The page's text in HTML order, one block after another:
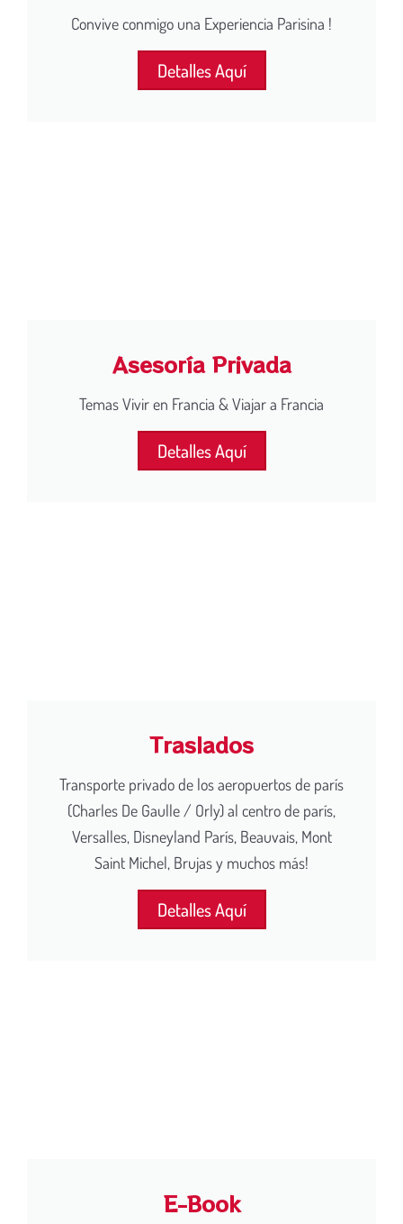
Convive conmigo una Experiencia Parisina !
Detalles Aquí
Asesoría Privada
Temas Vivir en Francia & Viajar a Francia
Detalles Aquí
Traslados
Transporte privado de los aeropuertos de parís
(Charles De Gaulle / Orly) al centro de parís,
Versalles, Disneyland París, Beauvais, Mont
Saint Michel, Brujas y muchos más!
Detalles Aquí
E-Book